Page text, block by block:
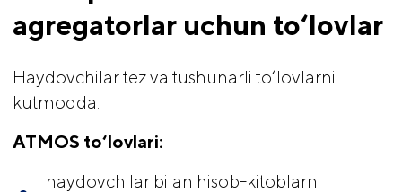
agregatorlar uchun to‘lovlar
Haydovchilar tez va tushunarli to‘lovlarni
kutmoqda.
ATMOS to‘lovlari:
haydovchilar bilan hisob-kitoblarni